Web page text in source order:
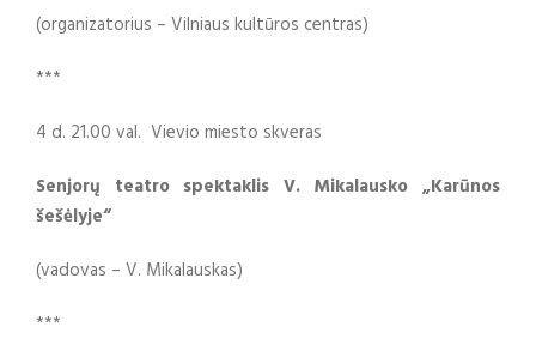
(organizatorius – Vilniaus kultūros centras)
***
4 d. 21.00 val. Vievio miesto skveras
Senjorų teatro spektaklis V. Mikalausko „Karūnos
šešėlyje“
(vadovas – V. Mikalauskas)
***